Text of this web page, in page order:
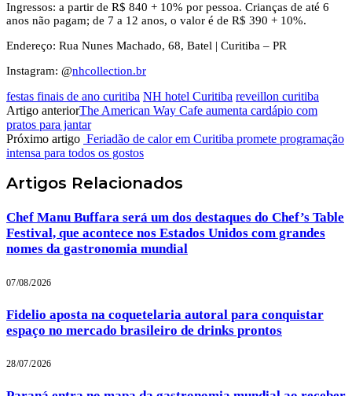
Ingressos: a partir de R$ 840 + 10% por pessoa. Crianças de até 6
anos não pagam; de 7 a 12 anos, o valor é de R$ 390 + 10%.
Endereço: Rua Nunes Machado, 68, Batel | Curitiba – PR
Instagram: @nhcollection.br
festas finais de ano curitiba NH hotel Curitiba reveillon curitiba
Artigo anteriorThe American Way Cafe aumenta cardápio com
pratos para jantar
Próximo artigo Feriadão de calor em Curitiba promete programação
intensa para todos os gostos
Artigos Relacionados
Chef Manu Buffara será um dos destaques do Chef’s Table
Festival, que acontece nos Estados Unidos com grandes
nomes da gastronomia mundial
07/08/2026
Fidelio aposta na coquetelaria autoral para conquistar
espaço no mercado brasileiro de drinks prontos
28/07/2026